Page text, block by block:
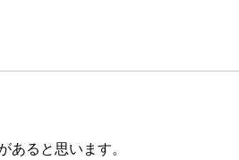
ると思います。